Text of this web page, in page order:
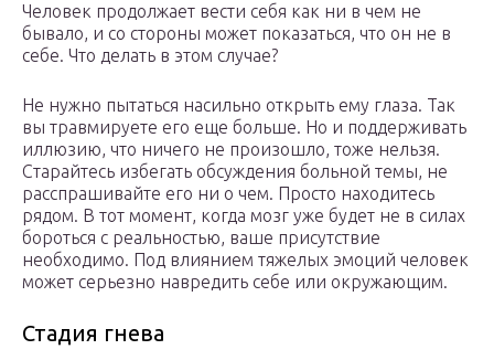
Человек продолжает вести себя как ни в чем не
бывало, и со стороны может показаться, что он не в
себе. Что делать в этом случае?
Не нужно пытаться насильно открыть ему глаза. Так
вы травмируете его еще больше. Но и поддерживать
иллюзию, что ничего не произошло, тоже нельзя.
Старайтесь избегать обсуждения больной темы, не
расспрашивайте его ни о чем. Просто находитесь
рядом. В тот момент, когда мозг уже будет не в силах
бороться с реальностью, ваше присутствие
необходимо. Под влиянием тяжелых эмоций человек
может серьезно навредить себе или окружающим.
Стадия гнева